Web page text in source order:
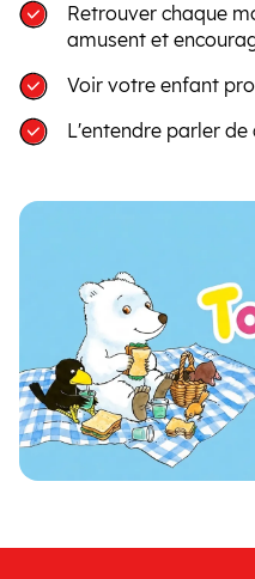
Retrouver chaque
amusent et
Voir votre enfant
L'entendre parler